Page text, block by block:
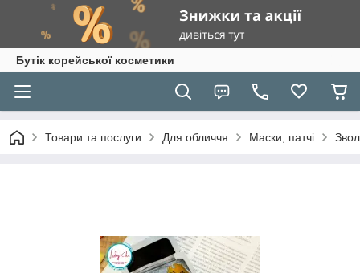
Бутік корейської косметики
Товари та послуги Для обличчя Маски, патчі